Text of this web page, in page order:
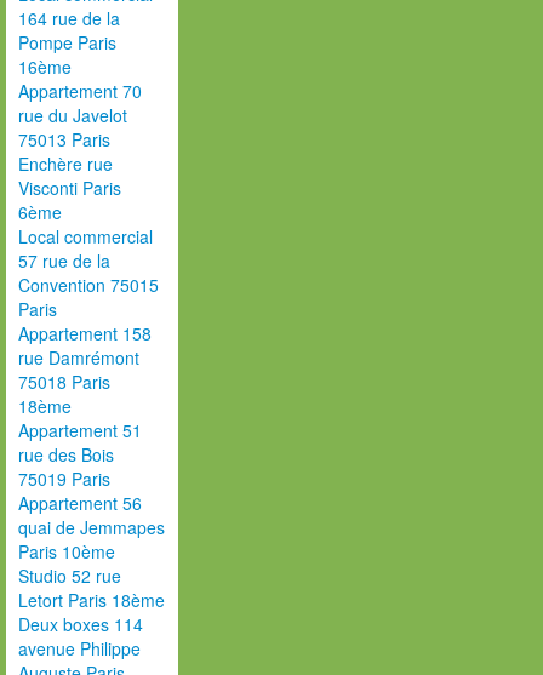
164 rue de la
Pompe Paris
16ème
Appartement 70
rue du Javelot
75013 Paris
Enchère rue
Visconti Paris
6ème
Local commercial
57 rue de la
Convention 75015
Paris
Appartement 158
rue Damrémont
75018 Paris
18ème
Appartement 51
rue des Bois
75019 Paris
Appartement 56
quai de Jemmapes
Paris 10ème
Studio 52 rue
Letort Paris 18ème
Deux boxes 114
avenue Philippe